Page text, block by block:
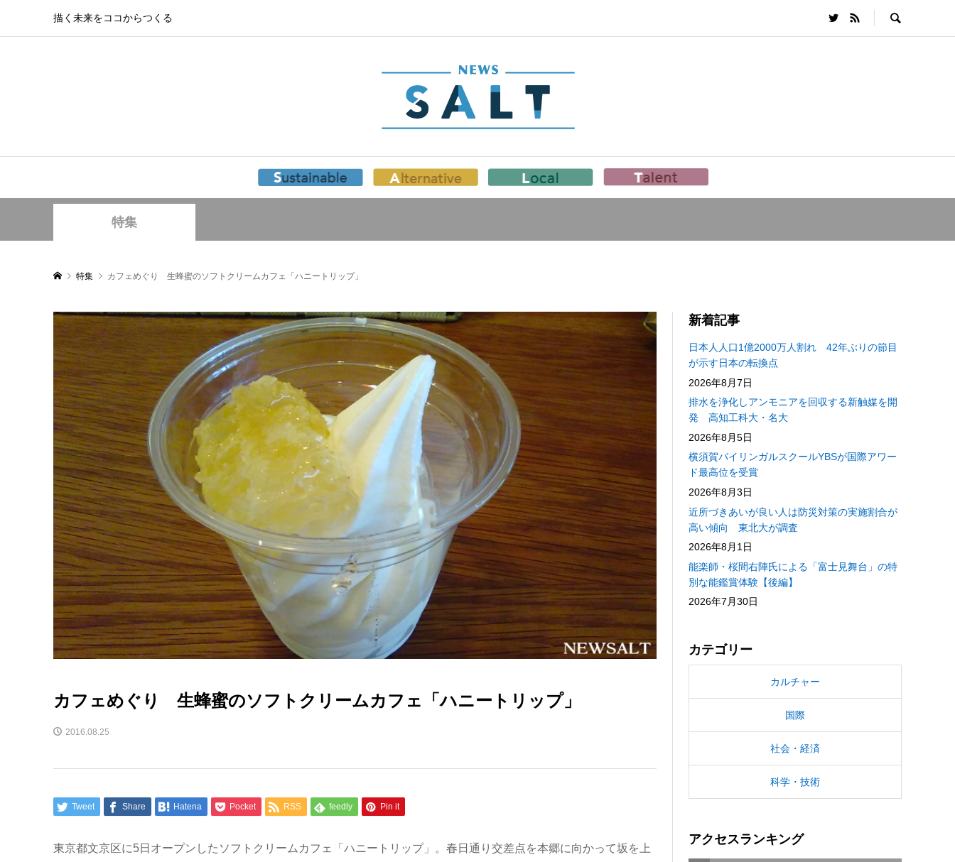
描く未来をココからつくる
特集
特集 カフェめぐり 生蜂蜜のソフトクリームカフェ「ハニートリップ」
カフェめぐり 生蜂蜜のソフトクリームカフェ「ハニートリップ」
2016.08.25
Tweet Share Hatena Pocket RSS feedly Pin it
東京都文京区に5日オープンしたソフトクリームカフェ「ハニートリップ」。春日通り交差点を本郷に向かって坂を上
新着記事
日本人人口1億2000万人割れ 42年ぶりの節目
が示す日本の転換点
2026年8月7日
排水を浄化しアンモニアを回収する新触媒を開
発 高知工科大・名大
2026年8月5日
横須賀バイリンガルスクールYBSが国際アワー
ド最高位を受賞
2026年8月3日
近所づきあいが良い人は防災対策の実施割合が
高い傾向 東北大が調査
2026年8月1日
能楽師・桜間右陣氏による「富士見舞台」の特
別な能鑑賞体験【後編】
2026年7月30日
カテゴリー
カルチャー
国際
社会・経済
科学・技術
アクセスランキング